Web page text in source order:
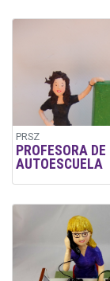
PRSZ
PROFESORA DE
AUTOESCUELA